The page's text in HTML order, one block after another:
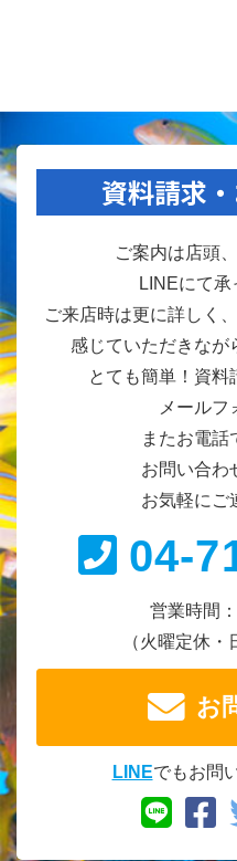
資料請求
ご案内は店頭
LINEにて承
ご来店時は更に詳しく
感じていただきなが
とても簡単！資料
メールフ
またお電話
お問い合わ
お気軽にご
04-
営業時間
（火曜定休・
お
LINEでもお問